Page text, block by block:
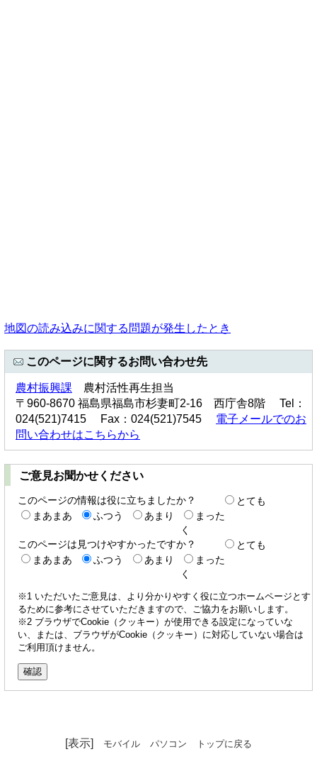
地図の読み込みに関する問題が発生したとき
このページに関するお問い合わせ先
農村振興課 農村活性再生担当
〒960-8670 福島県福島市杉妻町2-16 西庁舎8階 Tel：
024(521)7415 Fax：024(521)7545 電子メールでのお
問い合わせはこちらから
ご意見お聞かせください
このページの情報は役に立ちましたか？
とても
まあまあ
ふつう あまり
まった
く
このページは見つけやすかったですか？
とても
まあまあ
ふつう あまり
まった
く
※1 いただいたご意見は、より分かりやすく役に立つホームページとす
るために参考にさせていただきますので、ご協力をお願いします。
※2 ブラウザでCookie（クッキー）が使用できる設定になっていな
い、または、ブラウザがCookie（クッキー）に対応していない場合は
ご利用頂けません。
[表示] モバイル パソコン トップに戻る